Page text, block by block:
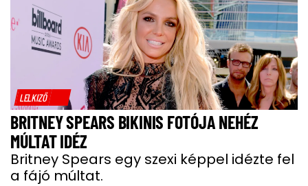
LELKIZŐ
BRITNEY SPEARS BIKINIS FOTÓJA NEHÉZ
MÚLTAT IDÉZ
Britney Spears egy szexi képpel idézte fel
a fájó múltat.